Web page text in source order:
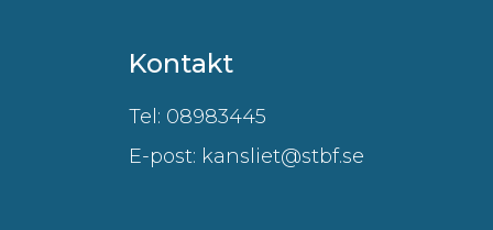
Kontakt
Tel: 08983445
E-post: kansliet@stbf.se